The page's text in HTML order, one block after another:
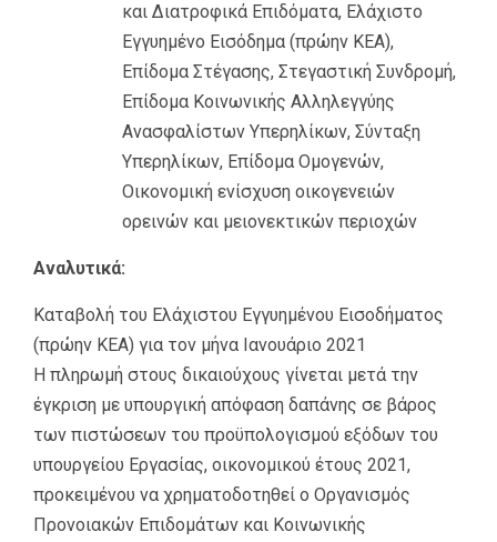
και Διατροφικά Επιδόματα, Ελάχιστο
Εγγυημένο Εισόδημα (πρώην ΚΕΑ),
Επίδομα Στέγασης, Στεγαστική Συνδρομή,
Επίδομα Κοινωνικής Αλληλεγγύης
Ανασφαλίστων Υπερηλίκων, Σύνταξη
Υπερηλίκων, Επίδομα Ομογενών,
Οικονομική ενίσχυση οικογενειών
ορεινών και μειονεκτικών περιοχών
Αναλυτικά:
Καταβολή του Ελάχιστου Εγγυημένου Εισοδήματος
(πρώην ΚΕΑ) για τον μήνα Ιανουάριο 2021
Η πληρωμή στους δικαιούχους γίνεται μετά την
έγκριση με υπουργική απόφαση δαπάνης σε βάρος
των πιστώσεων του προϋπολογισμού εξόδων του
υπουργείου Εργασίας, οικονομικού έτους 2021,
προκειμένου να χρηματοδοτηθεί ο Οργανισμός
Προνοιακών Επιδομάτων και Κοινωνικής